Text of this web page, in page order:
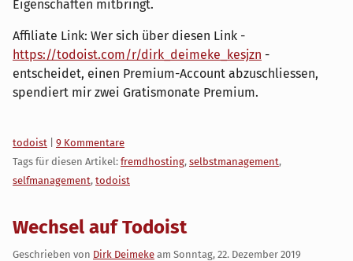
Eigenschaften mitbringt.
Affiliate Link: Wer sich über diesen Link -
https://todoist.com/r/dirk_deimeke_kesjzn -
entscheidet, einen Premium-Account abzuschliessen,
spendiert mir zwei Gratismonate Premium.
Kategorien:
todoist
9 Kommentare
Tags für diesen Artikel: fremdhosting, selbstmanagement,
selfmanagement, todoist
Wechsel auf Todoist
Geschrieben von Dirk Deimeke am Sonntag, 22. Dezember 2019